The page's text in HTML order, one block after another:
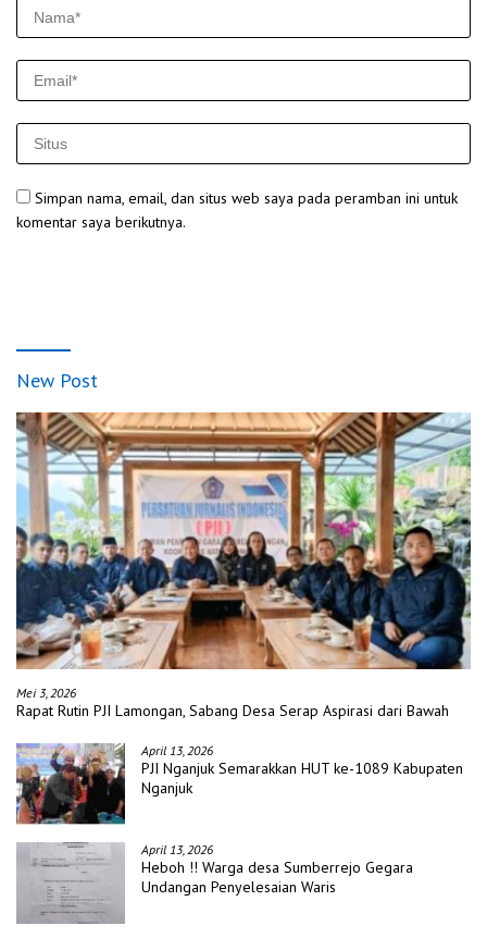
Simpan nama, email, dan situs web saya pada peramban ini untuk
komentar saya berikutnya.
New Post
Mei 3, 2026
Rapat Rutin PJI Lamongan, Sabang Desa Serap Aspirasi dari Bawah
April 13, 2026
PJI Nganjuk Semarakkan HUT ke-1089 Kabupaten
Nganjuk
April 13, 2026
Heboh !! Warga desa Sumberrejo Gegara
Undangan Penyelesaian Waris